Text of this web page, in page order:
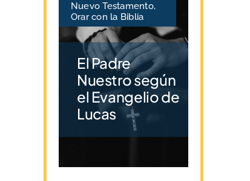
Nuevo Testamento,
Orar con la Biblia
El Padre
Nuestro según
el Evangelio de
Lucas